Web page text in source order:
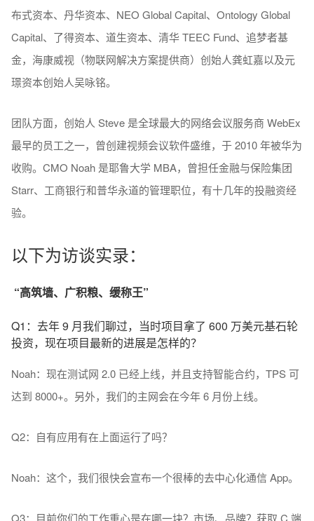
布式资本、丹华资本、NEO Global Capital、Ontology Global
Capital、了得资本、道生资本、清华 TEEC Fund、追梦者基
金，海康威视（物联网解决方案提供商）创始⼈龚虹嘉以及元
璟资本创始人吴咏铭。
团队方面，创始人 Steve 是全球最大的网络会议服务商 WebEx
最早的员工之一，曾创建视频会议软件盛维，于 2010 年被华为
收购。CMO Noah 是耶鲁大学 MBA，曾担任金融与保险集团
Starr、工商银行和普华永道的管理职位，有十几年的投融资经
验。
以下为访谈实录：
“高筑墙、广积粮、缓称王”
Q1：去年 9 月我们聊过，当时项目拿了 600 万美元基石轮
投资，现在项目最新的进展是怎样的？
Noah：现在测试网 2.0 已经上线，并且支持智能合约，TPS 可
达到 8000+。另外，我们的主网会在今年 6 月份上线。
Q2：自有应用有在上面运行了吗？
Noah：这个，我们很快会宣布一个很棒的去中心化通信 App。
Q3：目前你们的工作重心是在哪一块？市场、品牌？获取 C 端